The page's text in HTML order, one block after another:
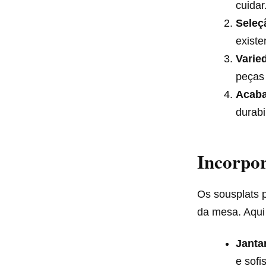
cuidar.
Os sousplats
da mesa.
e